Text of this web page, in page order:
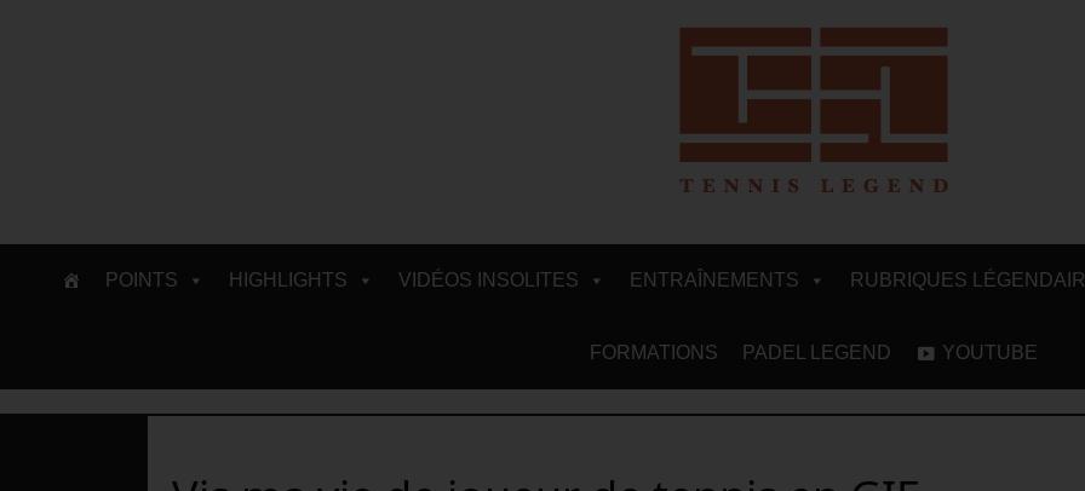
POINTS HIGHLIGHTS VIDÉOS INSOLITES ENTRAÎNEMENTS RUBRIQUES
FORMATIONS PADEL LEGEND YOUTUBE